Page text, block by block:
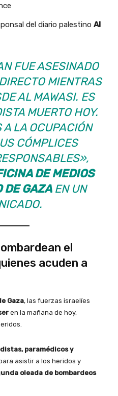
del diario palestino Al
FUE ASESINADO
MIENTRAS
AL MAWASI. ES
MUERTO HOY.
A LA OCUPACIÓN
CÓMPLICES
,
DE MEDIOS
DE GAZAEN UN
el
acuden a
Gaza, las fuerzas israelíes
en la mañana de hoy,
paramédicos y
asistir a los heridos y
oleada de bombardeos